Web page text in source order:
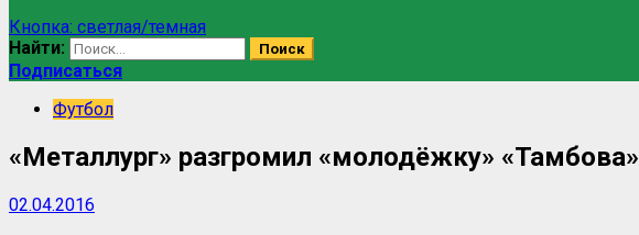
Кнопка: светлая/темная
Найти:
Подписаться
Футбол
«Металлург» разгромил «молодёжку» «Тамбова»
02.04.2016